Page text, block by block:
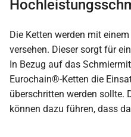
Die Ketten werden mit
versehen. Dieser sorgt für
In Bezug auf das
Eurochain®-Ketten die
überschritten werden sollte.
können dazu führen, dass